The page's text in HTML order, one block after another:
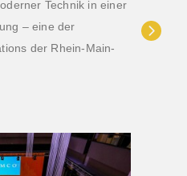
Technik in einer
– eine der
der Rhein-Main-